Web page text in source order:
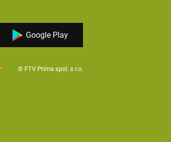
Google Play
© FTV Prima spol. s r.o.